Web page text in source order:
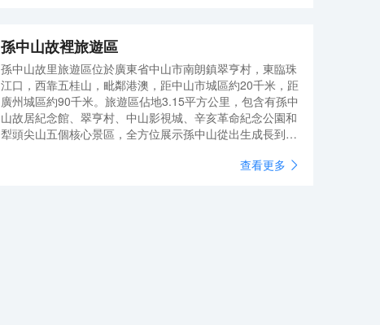
孫中山故裡旅遊區
孫中山故里旅遊區位於廣東省中山市南朗鎮翠亨村，東臨珠
江口，西靠五桂山，毗鄰港澳，距中山市城區約20千米，距
廣州城區約90千米。旅遊區佔地3.15平方公里，包含有孫中
山故居紀念館、翠亨村、中山影視城、辛亥革命紀念公園和
犁頭尖山五個核心景區，全方位展示孫中山從出生成長到從
年，現為全國愛國主義教育示範基地。現開放包括孫中山紀
查看更多